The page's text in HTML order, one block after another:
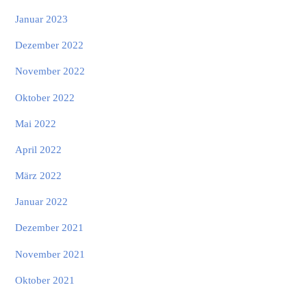
Januar 2023
Dezember 2022
November 2022
Oktober 2022
Mai 2022
April 2022
März 2022
Januar 2022
Dezember 2021
November 2021
Oktober 2021